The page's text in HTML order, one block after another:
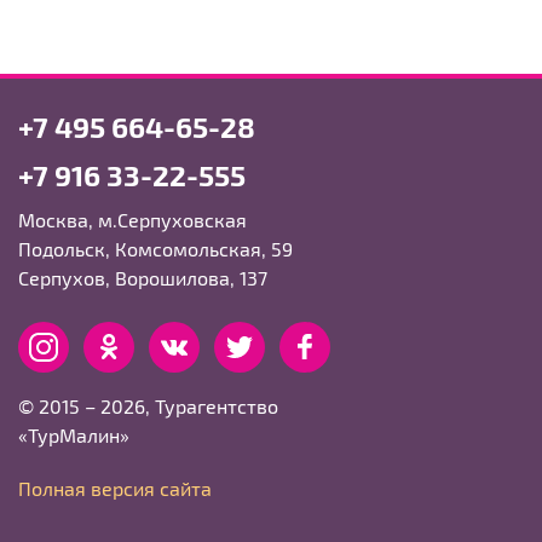
+7 495 664-65-28
+7 916 33-22-555
Москва, м.Серпуховская
Подольск, Комсомольская, 59
Серпухов, Ворошилова, 137
InstagramОдноклассники
вКонтакте
Twitter Facebook
© 2015 – 2026, Турагентство
«ТурМалин»
Полная версия сайта